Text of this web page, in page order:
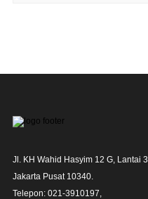
Jl. KH Wahid Hasyim 12 G, Lantai 3,
Jakarta Pusat 10340.
Telepon: 021-3910197,